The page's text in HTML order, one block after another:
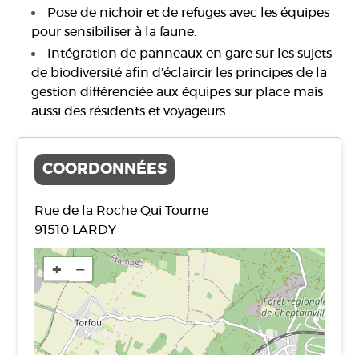
Pose de nichoir et de refuges avec les équipes
pour sensibiliser à la faune.
Intégration de panneaux en gare sur les sujets
de biodiversité afin d’éclaircir les principes de la
gestion différenciée aux équipes sur place mais
aussi des résidents et voyageurs.
COORDONNÉES
Rue de la Roche Qui Tourne
91510 LARDY
+ −